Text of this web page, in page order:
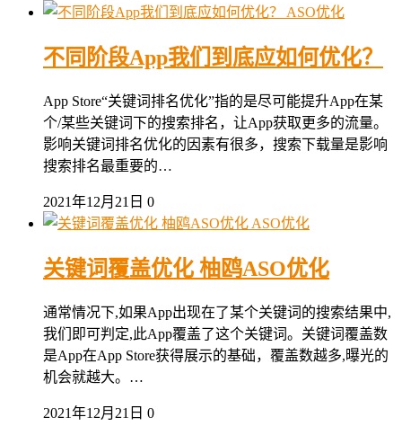
ASO优化
不同阶段App我们到底应如何优化？
App Store“关键词排名优化”指的是尽可能提升App在某
个/某些关键词下的搜索排名，让App获取更多的流量。
影响关键词排名优化的因素有很多，搜索下载量是影响
搜索排名最重要的…
2021年12月21日 0
ASO优化
关键词覆盖优化 柚鸥ASO优化
通常情况下,如果App出现在了某个关键词的搜索结果中,
我们即可判定,此App覆盖了这个关键词。关键词覆盖数
是App在App Store获得展示的基础，覆盖数越多,曝光的
机会就越大。…
2021年12月21日 0